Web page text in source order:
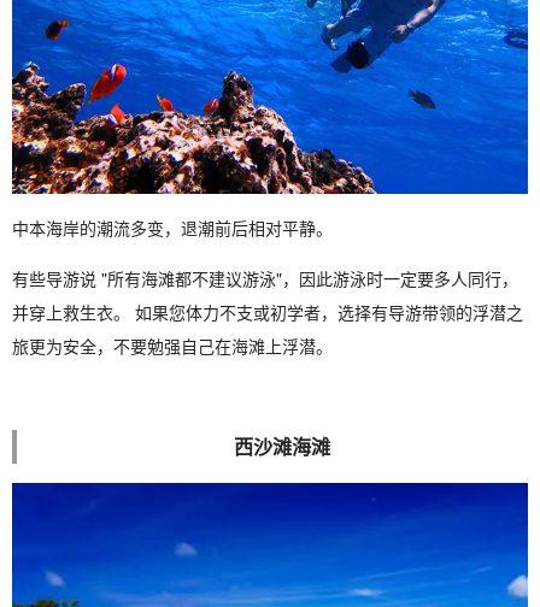
中本海岸的潮流多变，退潮前后相对平静。
有些导游说 "所有海滩都不建议游泳"，因此游泳时一定要多人同行，
并穿上救生衣。 如果您体力不支或初学者，选择有导游带领的浮潜之
旅更为安全，不要勉强自己在海滩上浮潜。
西沙滩海滩